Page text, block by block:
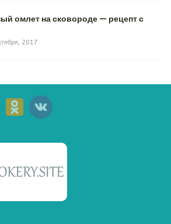
омлет на сковороде — рецепт с
2017